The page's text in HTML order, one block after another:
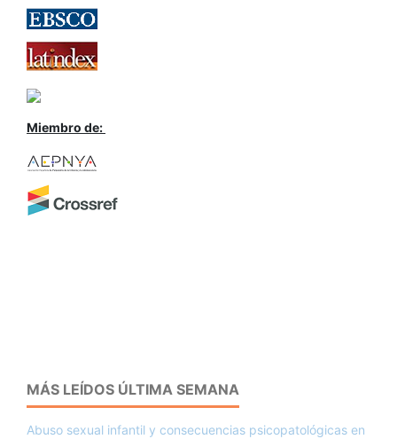
Miembro de:
MÁS LEÍDOS ÚLTIMA SEMANA
Abuso sexual infantil y consecuencias psicopatológicas en